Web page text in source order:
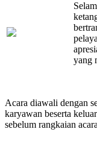
yang
Acara diawali dengan
karyawan beserta
sebelum rangkaian